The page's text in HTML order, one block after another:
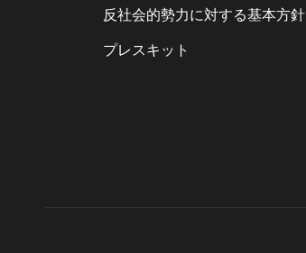
反社会的勢力に対する基本方針
プレスキット